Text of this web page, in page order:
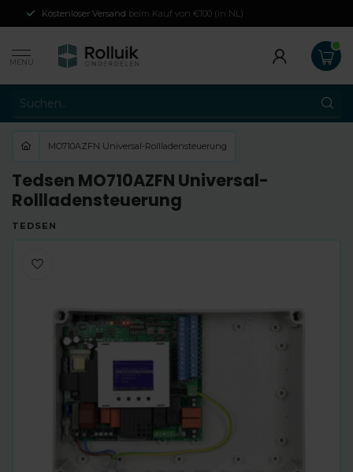
Kostenloser Versand beim Kauf von €100 (in NL)
MENU
MO710AZFN Universal-Rollladensteuerung
Tedsen MO710AZFN Universal-
Rollladensteuerung
TEDSEN